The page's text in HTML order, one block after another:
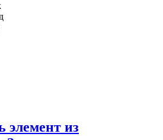
элемент из